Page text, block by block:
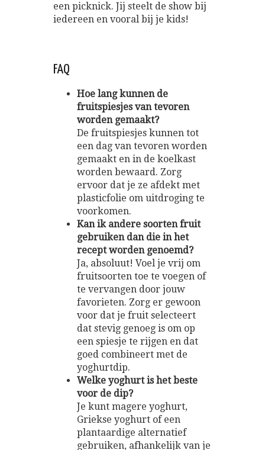
een picknick. Jij steelt de show bij
iedereen en vooral bij je kids!
FAQ
Hoe lang kunnen de
fruitspiesjes van tevoren
worden gemaakt?
De fruitspiesjes kunnen tot
een dag van tevoren worden
gemaakt en in de koelkast
worden bewaard. Zorg
ervoor dat je ze afdekt met
plasticfolie om uitdroging te
voorkomen.
Kan ik andere soorten fruit
gebruiken dan die in het
recept worden genoemd?
Ja, absoluut! Voel je vrij om
fruitsoorten toe te voegen of
te vervangen door jouw
favorieten. Zorg er gewoon
voor dat je fruit selecteert
dat stevig genoeg is om op
een spiesje te rijgen en dat
goed combineert met de
yoghurtdip.
Welke yoghurt is het beste
voor de dip?
Je kunt magere yoghurt,
Griekse yoghurt of een
plantaardige alternatief
gebruiken, afhankelijk van je